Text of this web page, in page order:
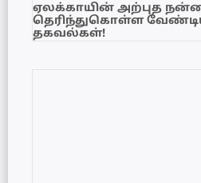
ஏலக்காயின் அற்புத
தெரிந்துகொள்ள
தகவல்கள்!